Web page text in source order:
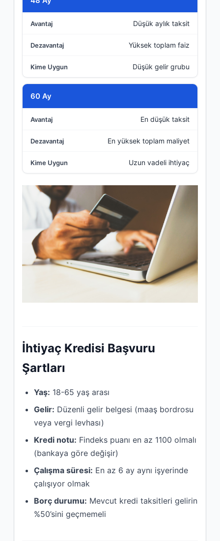
Düşük aylık taksit
Yüksek toplam faiz
Düşük gelir grubu
60 Ay
En düşük taksit
En yüksek toplam maliyet
Uzun vadeli ihtiyaç
İhtiyaç Kredisi Başvuru
Şartları
Yaş: 18-65 yaş arası
Gelir: Düzenli gelir belgesi (maaş bordrosu
veya vergi levhası)
Kredi notu: Findeks puanı en az 1100 olmalı
(bankaya göre değişir)
Çalışma süresi: En az 6 ay aynı işyerinde
çalışıyor olmak
Borç durumu: Mevcut kredi taksitleri gelirin
%50’sini geçmemeli